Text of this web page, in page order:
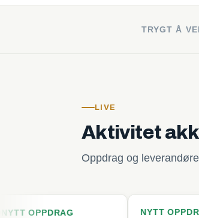
TRYGT Å
LIVE
Aktivitet
Oppdrag og
NYTT OPPDRAG